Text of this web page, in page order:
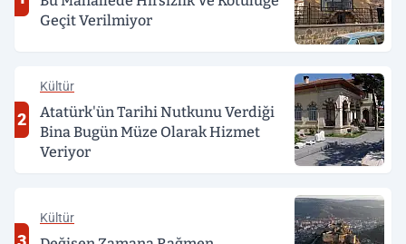
Geçit Verilmiyor
2
Kültür
Atatürk'ün Tarihi Nutkunu Verdiği
Bina Bugün Müze Olarak Hizmet
Veriyor
Kültür